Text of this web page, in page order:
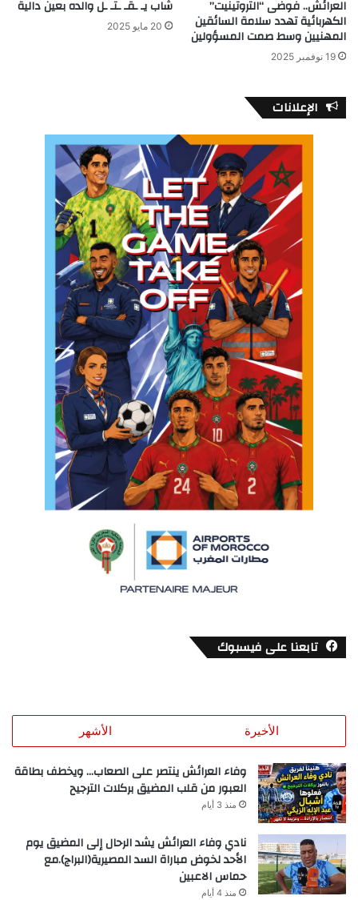
العرائش.. فوضى “التروتينيت”
الكهربائية تهدد سلامة السائقين
المهنيين وسط صمت المسؤولين
19 نوفمبر 2025
شاب يـ ـقـ ـتـ ـل والده بعين دالية
20 مايو 2025
الإعلانات
تابعنا على فيسبوك
الأخيرة الأشهر
وفاء العرائش ينتصر على الصعاب… ويخطف بطاقة
العبور من قلب المضيق بركلات الترجيح
منذ 3 أيام
نادي وفاء العرائش يشد الرحال إلى المضيق يوم
الأحد لخوض مباراة السد المصيرية(البراج).مع
حماس الاعبين
منذ 4 أيام